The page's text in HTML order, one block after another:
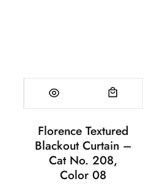
Florence Textured
Blackout Curtain –
Cat No. 208,
Color 08